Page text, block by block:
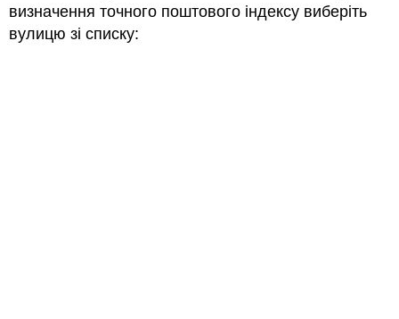
визначення точного поштового індексу виберіть
вулицю зі списку: